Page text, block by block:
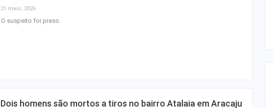
21 maio, 2026
O suspeito foi preso.
Dois homens são mortos a tiros no bairro Atalaia em Aracaju